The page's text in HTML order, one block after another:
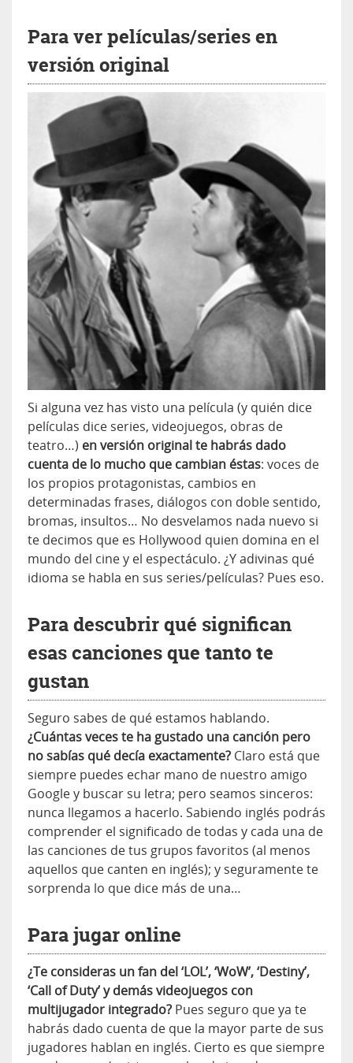
Para ver películas/series en
versión original
Si alguna vez has visto una película (y quién dice
películas dice series, videojuegos, obras de
teatro…) en versión original te habrás dado
cuenta de lo mucho que cambian éstas: voces de
los propios protagonistas, cambios en
determinadas frases, diálogos con doble sentido,
bromas, insultos… No desvelamos nada nuevo si
te decimos que es Hollywood quien domina en el
mundo del cine y el espectáculo. ¿Y adivinas qué
idioma se habla en sus series/películas? Pues eso.
Para descubrir qué significan
esas canciones que tanto te
gustan
Seguro sabes de qué estamos hablando.
¿Cuántas veces te ha gustado una canción pero
no sabías qué decía exactamente? Claro está que
siempre puedes echar mano de nuestro amigo
Google y buscar su letra; pero seamos sinceros:
nunca llegamos a hacerlo. Sabiendo inglés podrás
comprender el significado de todas y cada una de
las canciones de tus grupos favoritos (al menos
aquellos que canten en inglés); y seguramente te
sorprenda lo que dice más de una…
Para jugar online
¿Te consideras un fan del ‘LOL’, ‘WoW’, ‘Destiny’,
‘Call of Duty’ y demás videojuegos con
multijugador integrado? Pues seguro que ya te
habrás dado cuenta de que la mayor parte de sus
jugadores hablan en inglés. Cierto es que siempre